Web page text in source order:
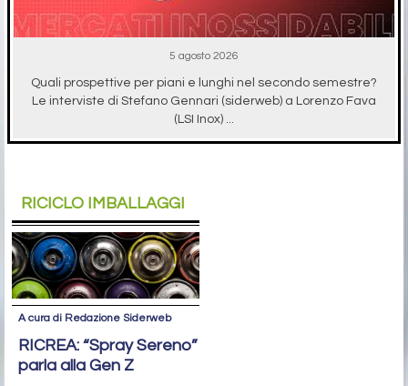
5 agosto 2026
Quali prospettive per piani e lunghi nel secondo semestre?
Le interviste di Stefano Gennari (siderweb) a Lorenzo Fava
(LSI Inox) ...
RICICLO IMBALLAGGI
A cura di Redazione Siderweb
RICREA: “Spray Sereno”
parla alla Gen Z